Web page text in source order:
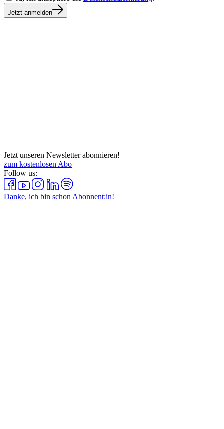
Jetzt anmelden
Jetzt unseren Newsletter abonnieren!
zum kostenlosen Abo
Follow us:
Danke, ich bin schon Abonnent:in!